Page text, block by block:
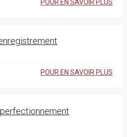
POUR EN SAVOIR PLUS
POUR EN SAVOIR PLUS